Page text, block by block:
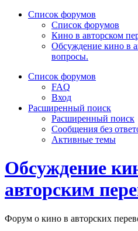
Список форумов
Список форумов
Кино в авторском
Обсуждение кино в
вопросы.
Список форумов
FAQ
Вход
Расширенный поиск
Расширенный поиск
Сообщения без
Активные темы
Обсуждение
авторским
Форум о кино в авторских